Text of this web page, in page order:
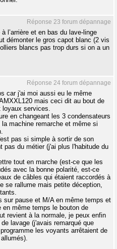
Réponse 23 forum dépannage
l’arrière et en bas du lave-linge
démonter le gros capot blanc (2 vis
blancs pas trop durs si on a un
Réponse 24 forum dépannage
car j'ai moi aussi eu le même
mais ceci dit au bout de
loyaux services.
en changeant les 3 condensateurs
machine remarche et même si
pas si simple à sortir de son
pas du métier (j'ai plus l'habitude du
tout en marche (est-ce que les
avec la bonne polarité, est-ce
de câbles qui étaient raccordés à
se rallume mais petite déception,
sur pause et M/A en même temps et
même temps le bouton de
revient à la normale, je peux enfin
lavage (j'avais remarqué que
les voyants arrêtaient de